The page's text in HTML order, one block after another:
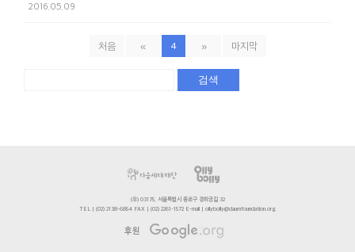
2016.05.09
처음 « 4 » 마지막
검색
(우) 03175, 서울특별시 종로구 경희궁길 32
TEL | (02) 2138-6854 FAX | (02) 2261-1572 E-mail | ollybolly@daumfoundation.org
후원